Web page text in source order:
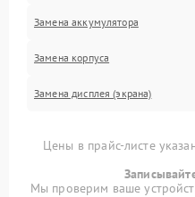
Замена аккумулятора
Замена корпуса
Замена дисплея (экрана)
Цены в прайс-листе
Мы проверим ваше